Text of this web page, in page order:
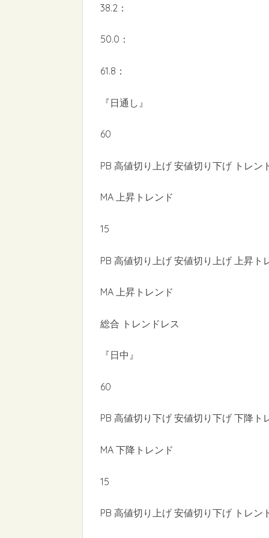
38.2：
50.0：
61.8：
『日通し』
60
PB 高値切り上げ 安値切り下げ トレン
MA 上昇トレンド
15
PB 高値切り上げ 安値切り上げ 上昇ト
MA 上昇トレンド
総合 トレンドレス
『日中』
60
PB 高値切り下げ 安値切り下げ 下降ト
MA 下降トレンド
15
PB 高値切り上げ 安値切り下げ トレン